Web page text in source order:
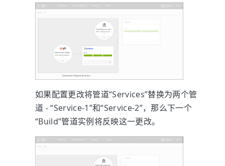
如果配置更改将管道“Services”替换为两个管
道 - “Service-1”和“Service-2”，那么下一个
“Build”管道实例将反映这一更改。